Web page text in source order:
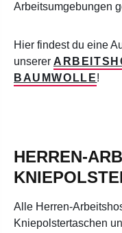
Arbeitsumgebungen
Hier findest du eine
unserer
BAUMWOLLE!
HERREN-
Alle Herren-
Kniepolstertaschen